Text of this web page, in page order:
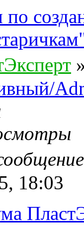
по
18:03